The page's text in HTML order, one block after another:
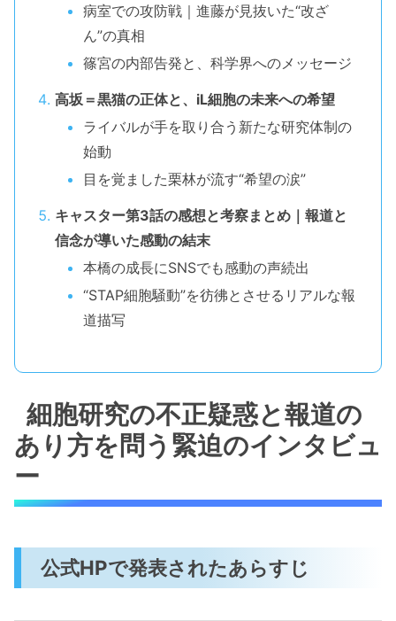
病室での攻防戦｜進藤が見抜いた“改ざ
ん”の真相
篠宮の内部告発と、科学界へのメッセージ
高坂＝黒猫の正体と、iL細胞の未来への希望
ライバルが手を取り合う新たな研究体制の
始動
目を覚ました栗林が流す“希望の涙”
キャスター第3話の感想と考察まとめ｜報道と
信念が導いた感動の結末
本橋の成長にSNSでも感動の声続出
“STAP細胞騒動”を彷彿とさせるリアルな報
道描写
細胞研究の不正疑惑と報道の
あり方を問う緊迫のインタビュ
ー
公式HPで発表されたあらすじ